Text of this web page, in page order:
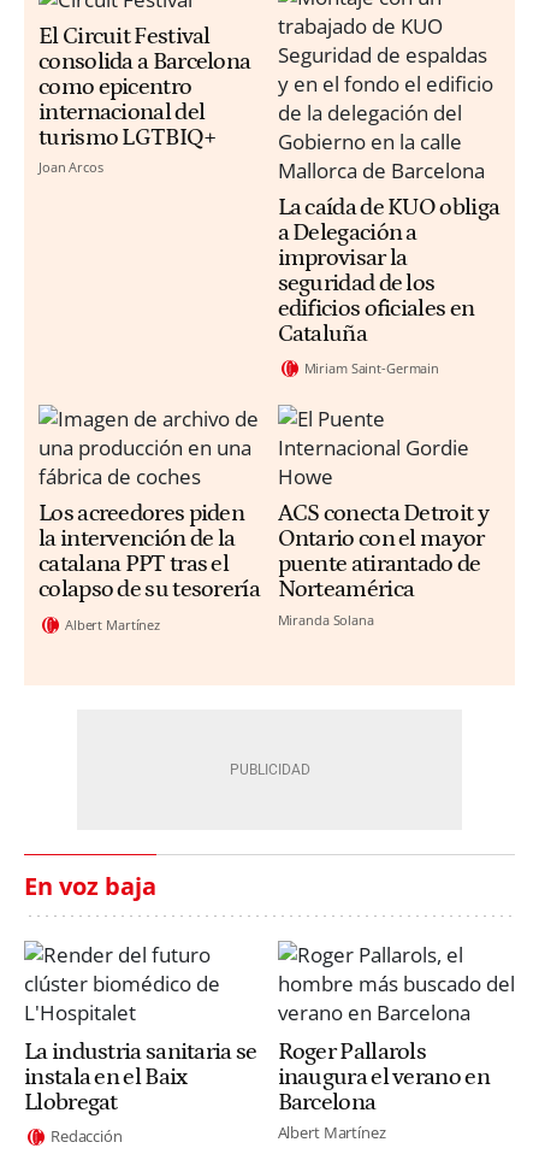
El Circuit Festival
consolida a Barcelona
como epicentro
internacional del
turismo LGTBIQ+
Joan Arcos
La caída de KUO obliga
a Delegación a
improvisar la
seguridad de los
edificios oficiales en
Cataluña
Miriam Saint-Germain
Los acreedores piden
la intervención de la
catalana PPT tras el
colapso de su tesorería
Albert Martínez
ACS conecta Detroit y
Ontario con el mayor
puente atirantado de
Norteamérica
Miranda Solana
En voz baja
La industria sanitaria se
instala en el Baix
Llobregat
Redacción
Roger Pallarols
inaugura el verano en
Barcelona
Albert Martínez